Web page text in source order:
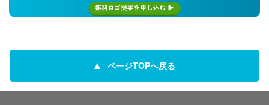
ページTOPへ戻る